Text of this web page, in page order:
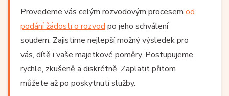
Provedeme vás celým rozvodovým procesem od
podání žádosti o rozvod po jeho schválení
soudem. Zajistíme nejlepší možný výsledek pro
vás, dítě i vaše majetkové poměry. Postupujeme
rychle, zkušeně a diskrétně. Zaplatit přitom
můžete až po poskytnutí služby.